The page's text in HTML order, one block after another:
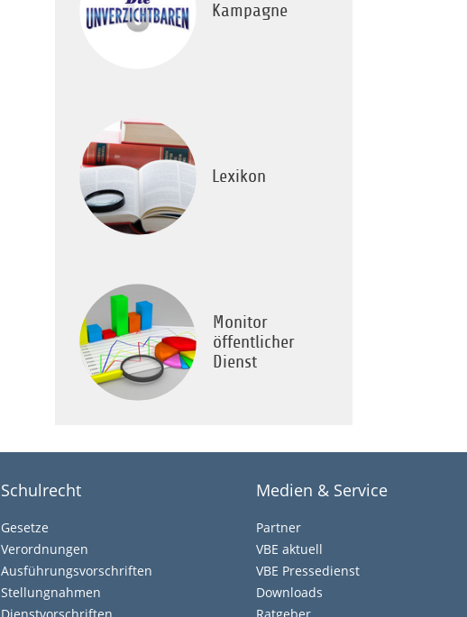
Kampagne
Lexikon
Monitor
öffentlicher
Dienst
Schulrecht
Gesetze
Verordnungen
Ausführungsvorschriften
Stellungnahmen
Medien & Service
Partner
VBE aktuell
VBE Pressedienst
Downloads